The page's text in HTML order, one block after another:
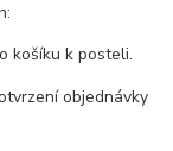
košíku k posteli.
objednávky